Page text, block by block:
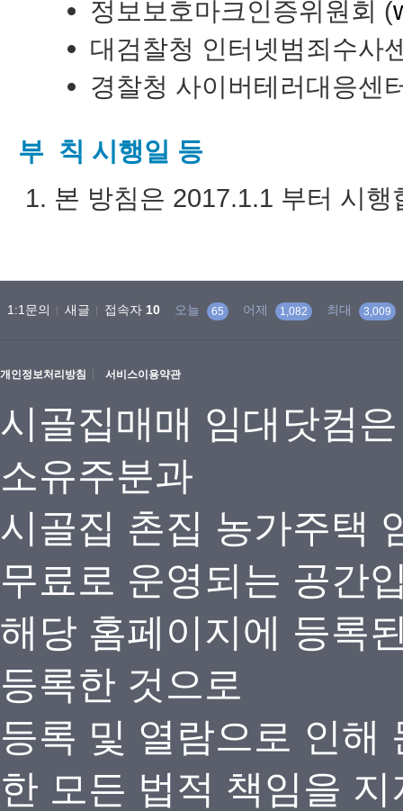
정보보호마크인증위원회 (
대검찰청 인터넷범죄수사
경찰청 사이버테러대응센
부 칙 시행일 등
본 방침은 2017.1.1 부터 시행
1:1문의 새글 접속자 10 오늘 65 어제 1,082 최대 3,009
개인정보처리방침 서비스이용약관
시골집매매 임대닷컴
소유주분과
시골집 촌집 농가주택
무료로 운영되는 공간
해당 홈페이지에 등록
등록한 것으로
등록 및 열람으로 인해
한 모든 법적 책임을